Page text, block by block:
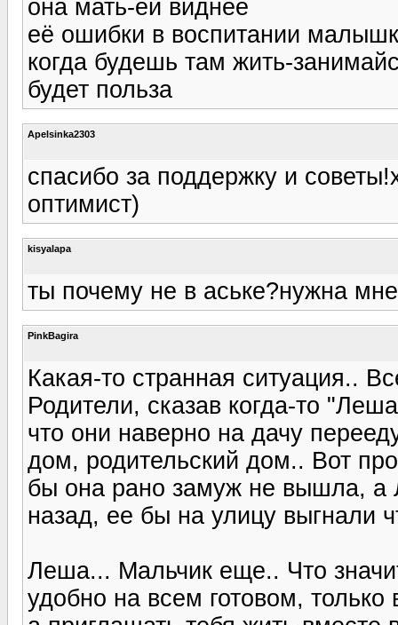
она мать-ей виднее
её ошибки в воспитании
когда будешь там жить-
будет польза
Apelsinka2303
спасибо за поддержку и
оптимист)
kisyalapa
ты почему не в аське?нужна мне
PinkBagira
Какая-то странная ситуация..
Родители, сказав когда-то
что они наверно на дачу
дом, родительский дом.. Вот
бы она рано замуж не вышла, а
назад, ее бы на улицу выгнали
Леша... Мальчик еще.. Что
удобно на всем готовом, только